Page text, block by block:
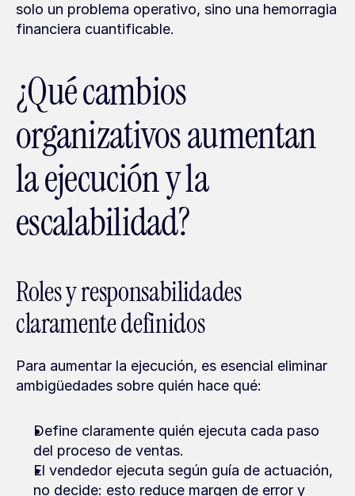
solo un problema operativo, sino una hemorragia
financiera cuantificable.
¿Qué cambios
organizativos aumentan
la ejecución y la
escalabilidad?
Roles y responsabilidades
claramente definidos
Para aumentar la ejecución, es esencial eliminar
ambigüedades sobre quién hace qué:
Define claramente quién ejecuta cada paso
del proceso de ventas.
El vendedor ejecuta según guía de actuación,
no decide: esto reduce margen de error y